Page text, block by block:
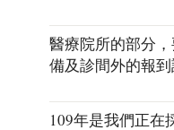
醫療院所的部分
備及診間外的報到
109年是我們正在